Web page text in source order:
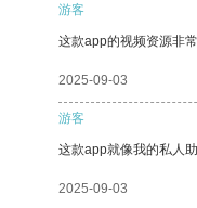
游客
这款app的视频资源非
2025-09-03
游客
这款app就像我的私人
2025-09-03